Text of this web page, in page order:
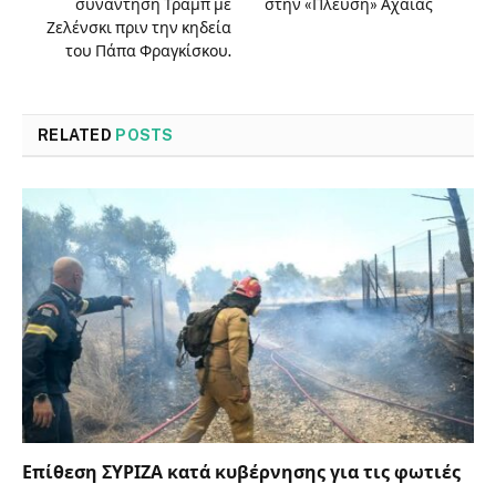
συνάντηση Τραμπ με
Ζελένσκι πριν την κηδεία
του Πάπα Φραγκίσκου.
στην «Πλεύση» Αχαΐας
RELATED POSTS
Επίθεση ΣΥΡΙΖΑ κατά κυβέρνησης για τις φωτιές